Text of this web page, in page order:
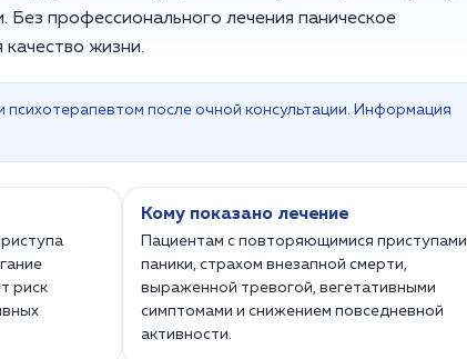
профессионального лечения паническое
жизни.
после очной консультации. Информация
риск
Кому показано лечение
Пациентам с повторяющимися приступами
паники, страхом внезапной смерти,
выраженной тревогой, вегетативными
симптомами и снижением повседневной
активности.